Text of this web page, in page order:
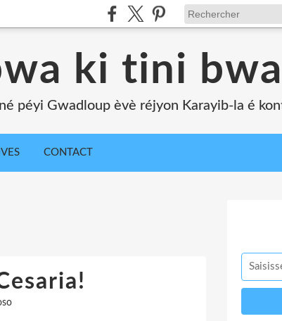
ki tini bwa
péyi Gwadloup èvè réjyon Karayib-la é
CONTACT